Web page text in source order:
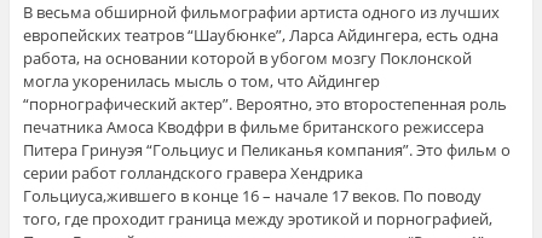
В весьма обширной фильмографии артиста одного из лучших
европейских театров “Шаубюнке”, Ларса Айдингера, есть одна
работа, на основании которой в убогом мозгу Поклонской
могла укоренилась мысль о том, что Айдингер
“порнографический актер”. Вероятно, это второстепенная роль
печатника Амоса Кводфри в фильме британского режиссера
Питера Гринуэя “Гольциус и Пеликанья компания”. Это фильм о
серии работ голландского гравера Хендрика
Гольциуса,жившего в конце 16 – начале 17 веков. По поводу
того, где проходит граница между эротикой и порнографией,